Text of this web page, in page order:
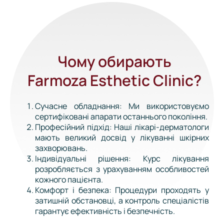
Чому обирають
Farmoza Esthetic Clinic?
Сучасне обладнання: Ми використовуємо
сертифіковані апарати останнього покоління.
Професійний підхід: Наші лікарі-дерматологи
мають великий досвід у лікуванні шкірних
захворювань.
Індивідуальні рішення: Курс лікування
розробляється з урахуванням особливостей
кожного пацієнта.
Комфорт і безпека: Процедури проходять у
затишній обстановці, а контроль спеціалістів
гарантує ефективність і безпечність.